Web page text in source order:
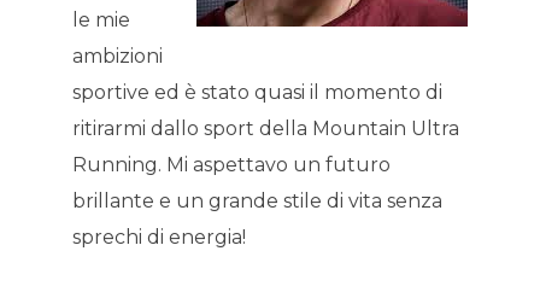
le mie
ambizioni
sportive ed è stato quasi il momento di
ritirarmi dallo sport della Mountain Ultra
Running. Mi aspettavo un futuro
brillante e un grande stile di vita senza
sprechi di energia!